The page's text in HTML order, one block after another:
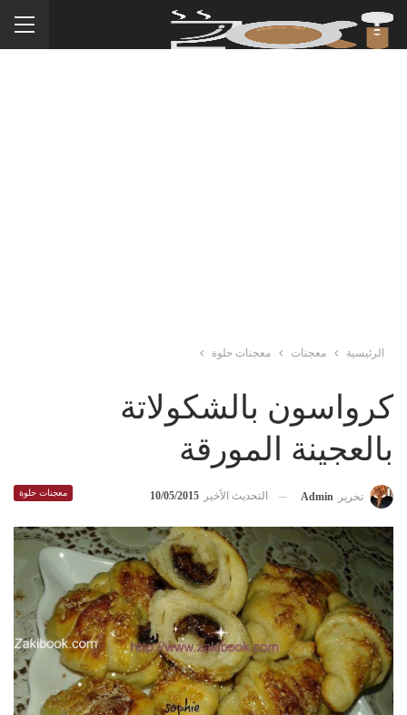
الرئيسية معجنات معجنات حلوة
كرواسون بالشكولاتة
بالعجينة المورقة
معجنات حلوة تحرير Admin التحديث الأخير 10/05/2015